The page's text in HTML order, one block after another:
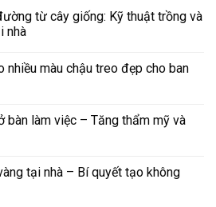
từ cây giống: Kỹ thuật trồng và
nhà
nhiều màu chậu treo đẹp cho ban
bàn làm việc – Tăng thẩm mỹ và
tại nhà – Bí quyết tạo không